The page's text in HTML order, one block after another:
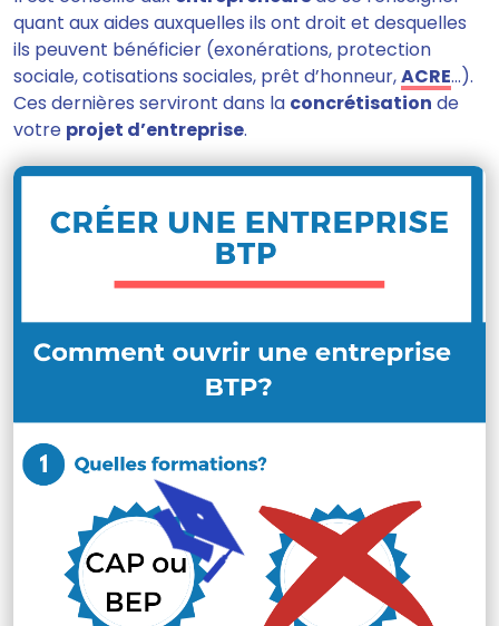
quant aux aides auxquelles ils ont droit et desquelles
ils peuvent bénéficier (exonérations, protection
sociale, cotisations sociales, prêt d’honneur,ACRE…).
Ces dernières serviront dans la concrétisation de
votre projet d’entreprise.